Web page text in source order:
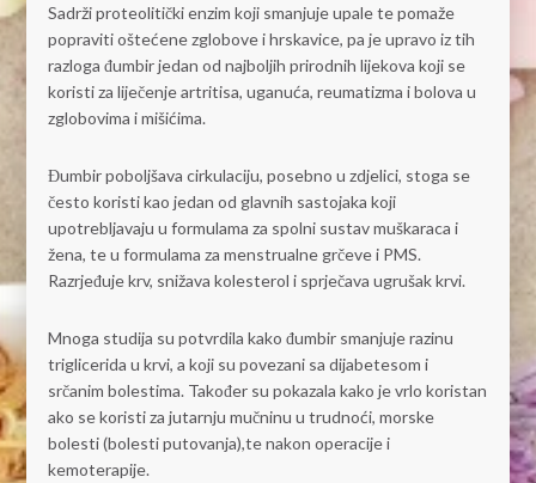
Sadrži proteolitički enzim koji smanjuje upale te pomaže
popraviti oštećene zglobove i hrskavice, pa je upravo iz tih
razloga đumbir jedan od najboljih prirodnih lijekova koji se
koristi za liječenje artritisa, uganuća, reumatizma i bolova u
zglobovima i mišićima.
Đumbir poboljšava cirkulaciju, posebno u zdjelici, stoga se
često koristi kao jedan od glavnih sastojaka koji
upotrebljavaju u formulama za spolni sustav muškaraca i
žena, te u formulama za menstrualne grčeve i PMS.
Razrjeđuje krv, snižava kolesterol i sprječava ugrušak krvi.
Mnoga studija su potvrdila kako đumbir smanjuje razinu
triglicerida u krvi, a koji su povezani sa dijabetesom i
srčanim bolestima. Također su pokazala kako je vrlo koristan
ako se koristi za jutarnju mučninu u trudnoći, morske
bolesti (bolesti putovanja),te nakon operacije i
kemoterapije.